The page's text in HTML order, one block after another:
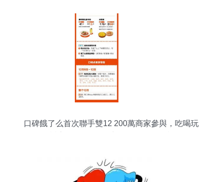
口碑餓了么首次聯手雙12 200萬商家參與，吃喝玩